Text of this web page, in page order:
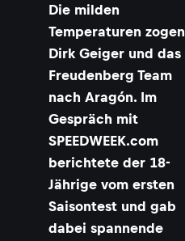
Die milden
Temperaturen zogen
Dirk Geiger und das
Freudenberg Team
nach Aragón. Im
Gespräch mit
SPEEDWEEK.com
berichtete der 18-
Jährige vom ersten
Saisontest und gab
dabei spannende